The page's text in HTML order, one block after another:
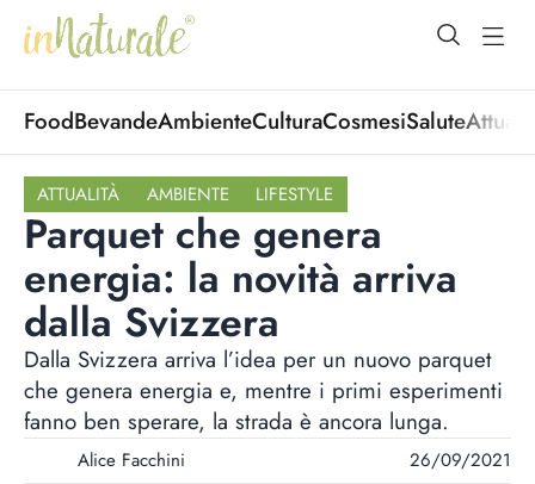
open
FoodBevandeAmbienteCulturaCosmesiSalute
ATTUALITÀ AMBIENTE LIFESTYLE
Parquet che genera
energia: la novità arriva
dalla Svizzera
Dalla Svizzera arriva l’idea per un nuovo parquet
che genera energia e, mentre i primi esperimenti
fanno ben sperare, la strada è ancora lunga.
Alice Facchini 26/09/2021